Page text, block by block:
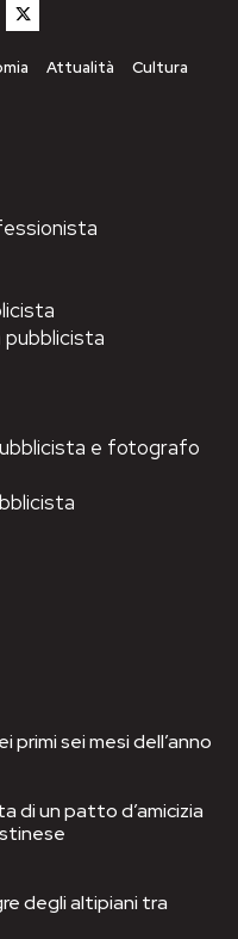
Attualità
Cultura
pubblicista
e fotografo
primi sei mesi dell’anno
di un patto d’amicizia
degli altipiani tra